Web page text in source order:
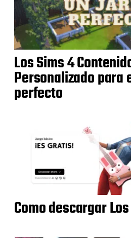
Los Sims 4
Personalizado para
perfecto
Como descargar